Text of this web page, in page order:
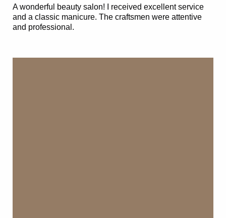
A wonderful beauty salon! I received excellent service
and a classic manicure. The craftsmen were attentive
and professional.